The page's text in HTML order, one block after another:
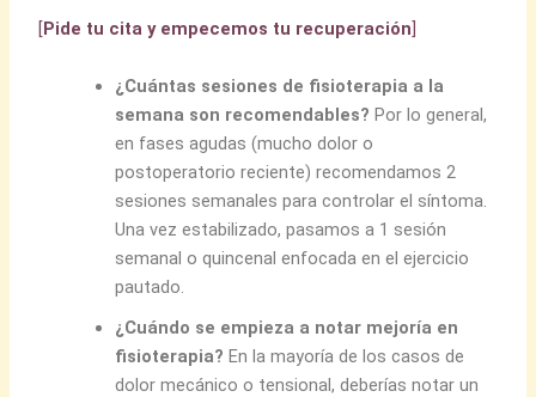
[ Pide tu cita y empecemos tu recuperación
¿Cuántas sesiones de fisioterapia a la
semana son recomendables? Por lo general,
en fases agudas (mucho dolor o
postoperatorio reciente) recomendamos 2
sesiones semanales para controlar el síntoma.
Una vez estabilizado, pasamos a 1 sesión
semanal o quincenal enfocada en el ejercicio
pautado.
¿Cuándo se empieza a notar mejoría en
fisioterapia? En la mayoría de los casos de
dolor mecánico o tensional, deberías notar un